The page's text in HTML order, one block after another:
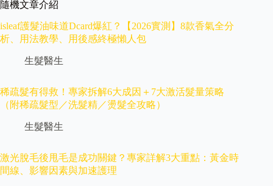
隨機文章介紹
isleaf護髮油味道Dcard爆紅？【2026實測】8款香氣全分
析、用法教學、用後感終極懶人包
生髮醫生
稀疏髮有得救！專家拆解6大成因＋7大激活髮量策略
（附稀疏髮型／洗髮精／燙髮全攻略）
生髮醫生
激光脫毛後甩毛是成功關鍵？專家詳解3大重點：黃金時
間線、影響因素與加速護理